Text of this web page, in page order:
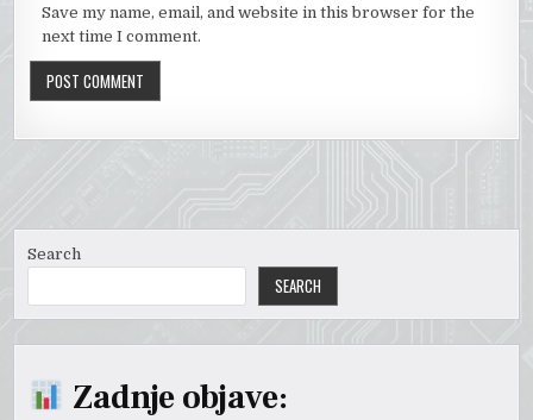
Save my name, email, and website in this browser for the
next time I comment.
Search
SEARCH
Zadnje objave: